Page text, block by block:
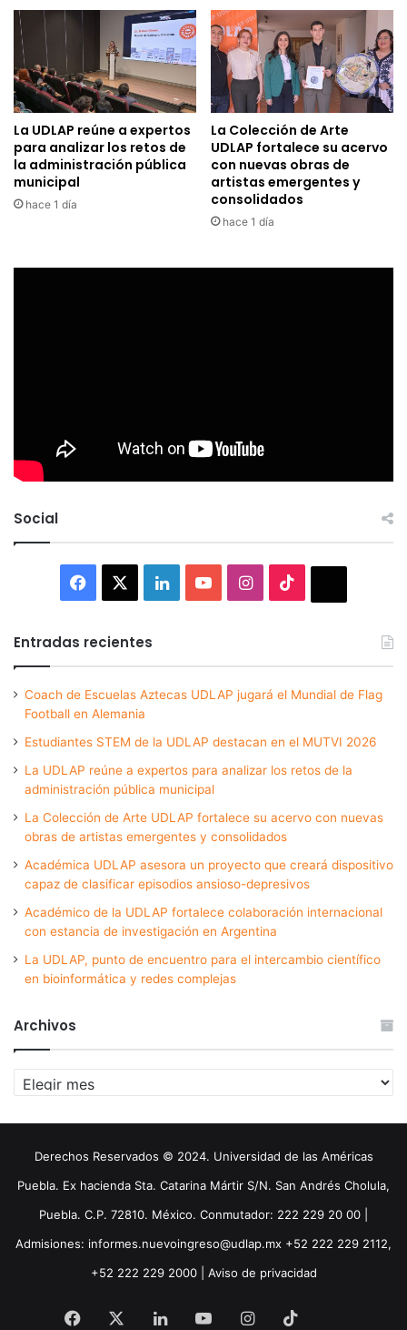
La UDLAP reúne a expertos
para analizar los retos de
la administración pública
municipal
hace 1 día
La Colección de Arte
UDLAP fortalece su acervo
con nuevas obras de
artistas emergentes y
consolidados
hace 1 día
Social
Facebook LinkedInYouTubeInstagram
Entradas recientes
Coach de Escuelas Aztecas UDLAP jugará el Mundial de Flag
Football en Alemania
Estudiantes STEM de la UDLAP destacan en el MUTVI 2026
La UDLAP reúne a expertos para analizar los retos de la
administración pública municipal
La Colección de Arte UDLAP fortalece su acervo con nuevas
obras de artistas emergentes y consolidados
Académica UDLAP asesora un proyecto que creará dispositivo
capaz de clasificar episodios ansioso-depresivos
Académico de la UDLAP fortalece colaboración internacional
con estancia de investigación en Argentina
La UDLAP, punto de encuentro para el intercambio científico
en bioinformática y redes complejas
Archivos
Archivos
Derechos Reservados © 2024. Universidad de las Américas
Puebla. Ex hacienda Sta. Catarina Mártir S/N. San Andrés Cholula,
Puebla. C.P. 72810. México. Conmutador: 222 229 20 00 |
Admisiones: informes.nuevoingreso@udlap.mx +52 222 229 2112,
+52 222 229 2000 | Aviso de privacidad
Facebook LinkedInYouTubeInstagram